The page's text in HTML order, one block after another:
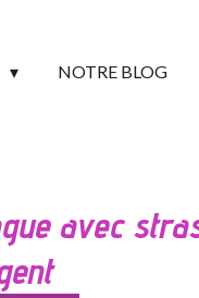
NOTRE BLOG
avec